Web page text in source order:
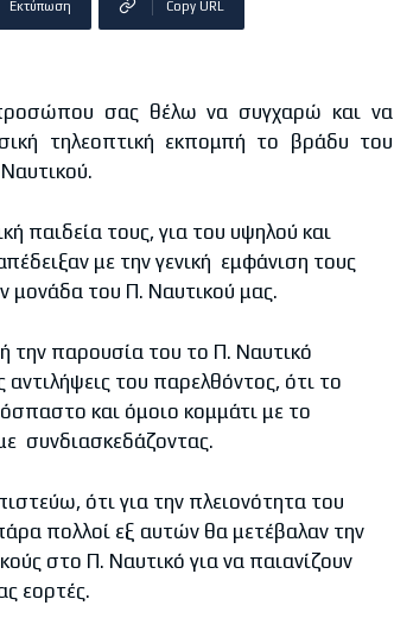
Εκτύπωση Copy URL
σας θέλω να συγχαρώ και να
τηλεοπτική εκπομπή το βράδυ του
παιδεία τους, για του υψηλού και
με την γενική εμφάνιση τους
μονάδα του Π. Ναυτικού μας.
την παρουσία του το Π. Ναυτικό
του παρελθόντος, ότι το
και όμοιο κομμάτι με το
συνδιασκεδάζοντας.
ότι για την πλειονότητα του
πολλοί εξ αυτών θα μετέβαλαν την
στο Π. Ναυτικό για να παιανίζουν
εορτές.